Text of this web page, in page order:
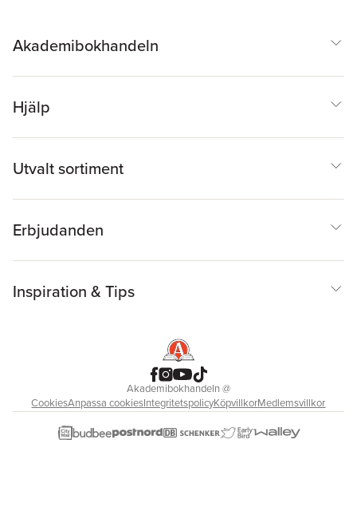
Akademibokhandeln
Hjälp
Utvalt sortiment
Erbjudanden
Inspiration & Tips
Akademibokhandeln@
CookiesAnpassa cookiesIntegritetspolicyKöpvillkorMedlemsvillkor